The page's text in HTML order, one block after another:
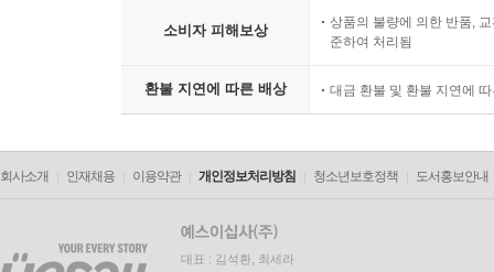
소비자 피해보상
상품의 불량에 의한 반품,
준하여 처리됨
환불 지연에 따른 배상 대금 환불 및 환불 지연에
회사소개 인재채용 이용약관 개인정보처리방침 청소년보호정책 도서홍보안내
대표 : 김석환, 최세라